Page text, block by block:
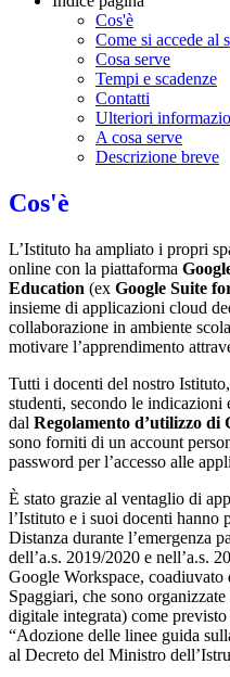
Cos'è
Come si accede al
Cosa serve
Tempi e scadenze
Contatti
Ulteriori
A cosa serve
Descrizione breve
Cos'è
L’Istituto ha ampliato i propri
online con la piattaforma
Education (ex Google Suite
insieme di applicazioni cloud
collaborazione in ambiente
motivare l’apprendimento
Tutti i docenti del nostro
studenti, secondo le indicazioni
dal Regolamento d’utilizzo di
sono forniti di un account
password per l’accesso alle
È stato grazie al ventaglio di
l’Istituto e i suoi docenti hanno
Distanza durante l’emergenza
dell’a.s. 2019/2020 e nell’a.s.
Google Workspace,
Spaggiari, che sono
digitale integrata) come
“Adozione delle linee guida
al Decreto del Ministro